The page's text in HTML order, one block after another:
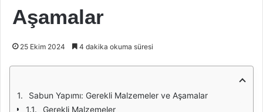
Aşamalar
25 Ekim 2024 4 dakika okuma süresi
Sabun Yapımı: Gerekli Malzemeler ve Aşamalar
Gerekli Malzemeler